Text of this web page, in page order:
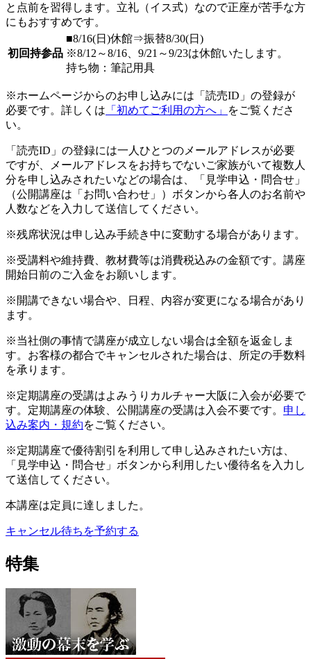
と点前を習得します。立礼（イス式）なので正座が苦手な方
にもおすすめです。
初回持参品
■8/16(日)休館⇒振替8/30(日)
※8/12～8/16、9/21～9/23は休館いたします。
持ち物：筆記用具
※ホームページからのお申し込みには「読売ID」の登録が
必要です。詳しくは 「初めてご利用の方へ」
をご覧くださ
い。
「読売ID」の登録には一人ひとつのメールアドレスが必要
ですが、メールアドレスをお持ちでないご家族がいて複数人
分を申し込みされたいなどの場合は、「見学申込・問合せ」
（公開講座は「お問い合わせ」）ボタンから各人のお名前や
人数などを入力して送信してください。
※残席状況は申し込み手続き中に変動する場合があります。
※受講料や維持費、教材費等は消費税込みの金額です。講座
開始日前のご入金をお願いします。
※開講できない場合や、日程、内容が変更になる場合があり
ます。
※当社側の事情で講座が成立しない場合は全額を返金しま
す。お客様の都合でキャンセルされた場合は、所定の手数料
を承ります。
※定期講座の受講はよみうりカルチャー大阪に入会が必要で
す。定期講座の体験、公開講座の受講は入会不要です。 申し
込み案内・規約をご覧ください。
※定期講座で優待割引を利用して申し込みされたい方は、
「見学申込・問合せ」ボタンから利用したい優待名を入力し
て送信してください。
本講座は定員に達しました。
キャンセル待ちを予約する
特集